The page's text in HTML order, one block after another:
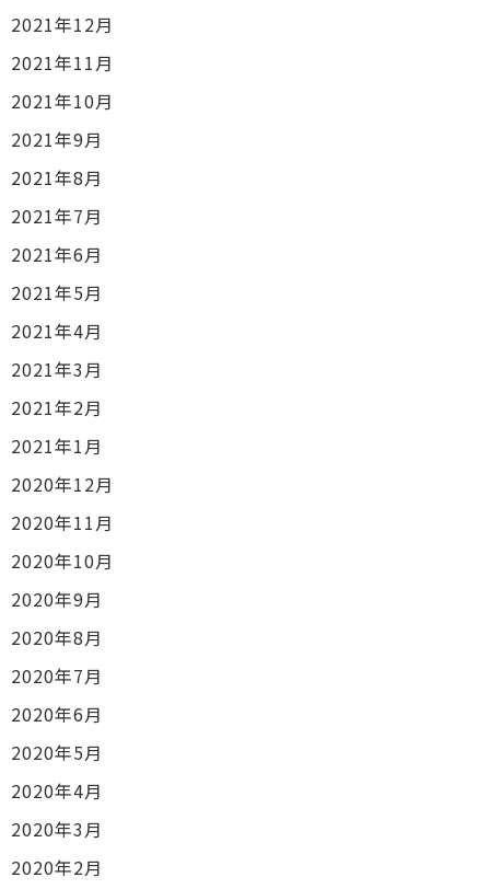
2021年12月
2021年11月
2021年10月
2021年9月
2021年8月
2021年7月
2021年6月
2021年5月
2021年4月
2021年3月
2021年2月
2021年1月
2020年12月
2020年11月
2020年10月
2020年9月
2020年8月
2020年7月
2020年6月
2020年5月
2020年4月
2020年3月
2020年2月